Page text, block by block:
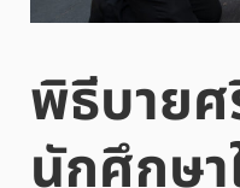
พิธีบาย
นักศึกษ